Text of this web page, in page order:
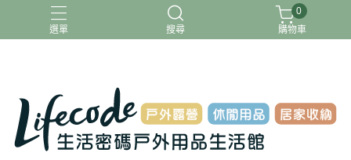
選單 搜尋
ADAMOUTDOOR G-PLUS INTEX
MOVELIFE
樂活不露
0
購物車